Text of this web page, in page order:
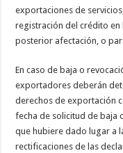
exportaciones de
registración del crédito en
posterior afectación, o
En caso de baja o
exportadores deberán
derechos de exportación
fecha de solicitud de baja
que hubiere dado lugar a
rectificaciones de las